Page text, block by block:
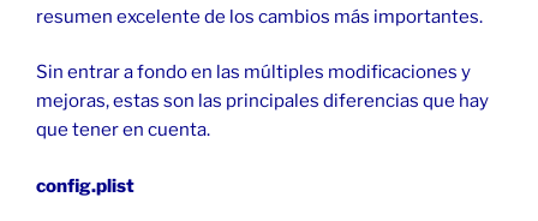
resumen excelente de los cambios más importantes.
Sin entrar a fondo en las múltiples modificaciones y
mejoras, estas son las principales diferencias que hay
que tener en cuenta.
config.plist